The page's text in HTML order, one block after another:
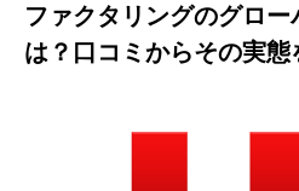
ファクタリングのグロー
は？口コミからその実態